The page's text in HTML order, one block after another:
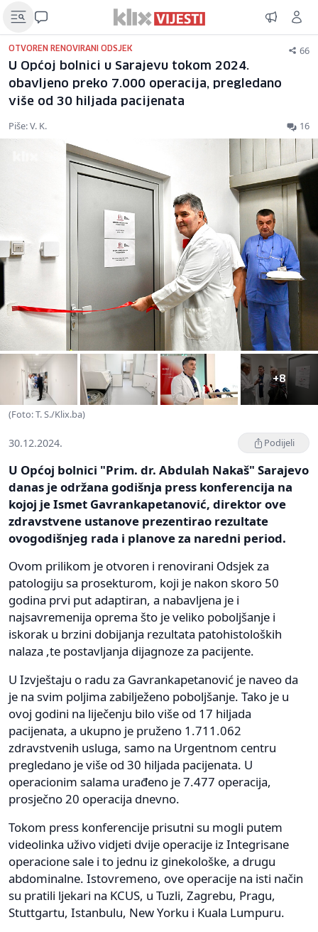
OTVOREN RENOVIRANI ODSJEK 66
U Općoj bolnici u Sarajevu tokom 2024.
obavljeno preko 7.000 operacija, pregledano
više od 30 hiljada pacijenata
Piše: V. K. 16
+8
(Foto: T. S./Klix.ba)
30.12.2024. Podijeli
U Općoj bolnici "Prim. dr. Abdulah Nakaš" Sarajevo
danas je održana godišnja press konferencija na
kojoj je Ismet Gavrankapetanović, direktor ove
zdravstvene ustanove prezentirao rezultate
ovogodišnjeg rada i planove za naredni period.
Ovom prilikom je otvoren i renovirani Odsjek za
patologiju sa prosekturom, koji je nakon skoro 50
godina prvi put adaptiran, a nabavljena je i
najsavremenija oprema što je veliko poboljšanje i
iskorak u brzini dobijanja rezultata patohistoloških
nalaza ,te postavljanja dijagnoze za pacijente.
U Izvještaju o radu za Gavrankapetanović je naveo da
je na svim poljima zabilježeno poboljšanje. Tako je u
ovoj godini na liječenju bilo više od 17 hiljada
pacijenata, a ukupno je pruženo 1.711.062
zdravstvenih usluga, samo na Urgentnom centru
pregledano je više od 30 hiljada pacijenata. U
operacionim salama urađeno je 7.477 operacija,
prosječno 20 operacija dnevno.
Tokom press konferencije prisutni su mogli putem
videolinka uživo vidjeti dvije operacije iz Integrisane
operacione sale i to jednu iz ginekološke, a drugu
abdominalne. Istovremeno, ove operacije na isti način
su pratili ljekari na KCUS, u Tuzli, Zagrebu, Pragu,
Stuttgartu, Istanbulu, New Yorku i Kuala Lumpuru.